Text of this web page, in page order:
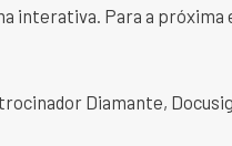
interativa. Para a próxima
Diamante,